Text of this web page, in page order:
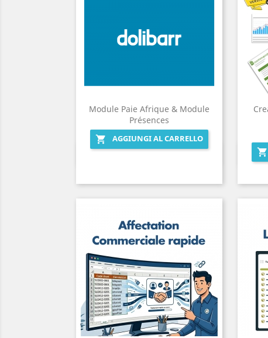
Module Paie Afrique & Module
Présences

AGGIUNGI AL CARRELLO
